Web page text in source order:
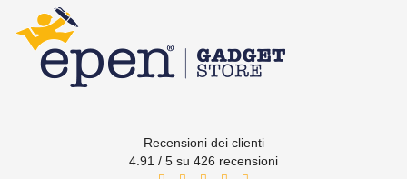
Recensioni dei clienti
4.91 / 5 su 426 recensioni